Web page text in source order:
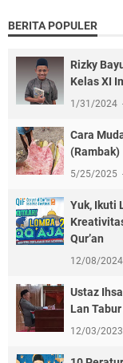
BERITA POPULER
Rizky
Kelas XI
1/31/2024
Cara
(Rambak)
5/25/2025
Yuk, Ikuti
Qur’an
12/08/2024
Ustaz
Lan
12/03/2023